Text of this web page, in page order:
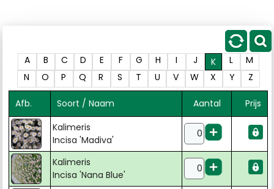
A B C D E F G H I J K L
M
N
O P Q R S T U V W X Y Z
Afb. Soort / Naam Aantal
Prijs
Kalimeris
Incisa 'Madiva'
Kalimeris
Incisa 'Nana Blue'